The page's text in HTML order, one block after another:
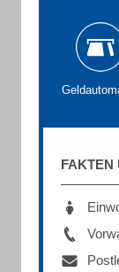
FAKTEN